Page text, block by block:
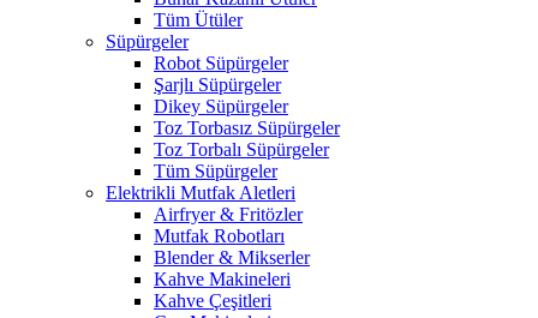
Tüm Ütüler
Süpürgeler
Robot Süpürgeler
Şarjlı Süpürgeler
Dikey Süpürgeler
Toz Torbasız Süpürgeler
Toz Torbalı Süpürgeler
Tüm Süpürgeler
Elektrikli Mutfak Aletleri
Airfryer & Fritözler
Mutfak Robotları
Blender & Mikserler
Kahve Makineleri
Kahve Çeşitleri